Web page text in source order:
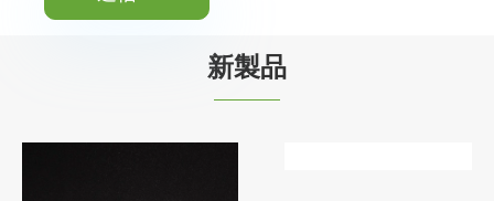
新製品